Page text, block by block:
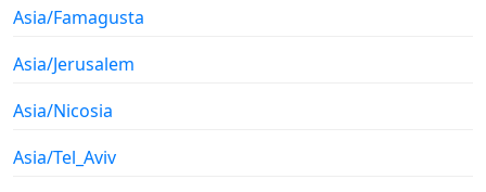
Asia/Famagusta
Asia/Jerusalem
Asia/Nicosia
Asia/Tel_Aviv